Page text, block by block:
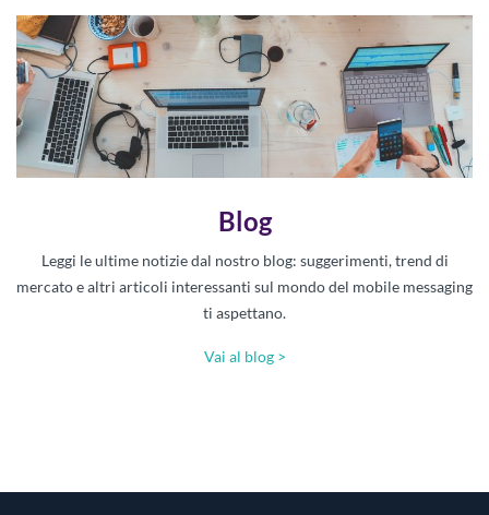
Blog
Leggi le ultime notizie dal nostro blog: suggerimenti, trend di
mercato e altri articoli interessanti sul mondo del mobile messaging
ti aspettano.
Vai al blog >